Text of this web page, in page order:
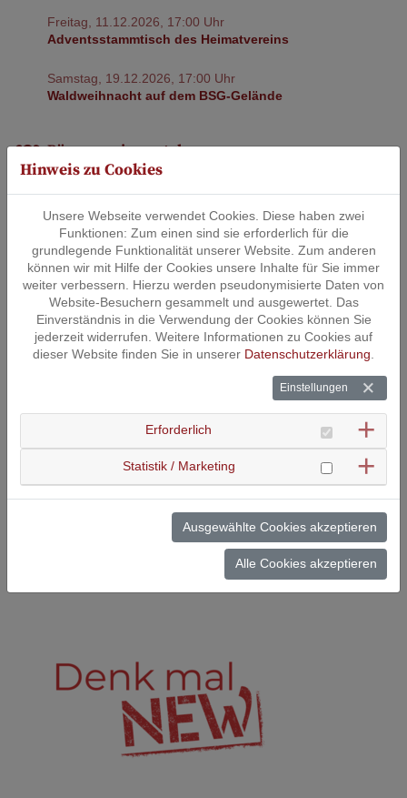
Freitag, 11.12.2026, 17:00 Uhr
Adventsstammtisch des Heimatvereins
Samstag, 19.12.2026, 17:00 Uhr
Waldweihnacht auf dem BSG-Gelände
Bürgerserviceportal
Ratsinformationssystem
Hier finden Sie die Sitzungstermine und weitere
Informationen aus der Arbeit der politischen Gremien.
Mängelmelder
Helfen Sie mit, unser gepflegtes Ortsbild zu erhalten.
Hinweis zu Cookies
Unsere Webseite verwendet Cookies. Diese haben zwei
Funktionen: Zum einen sind sie erforderlich für die
grundlegende Funktionalität unserer Website. Zum anderen
können wir mit Hilfe der Cookies unsere Inhalte für Sie immer
weiter verbessern. Hierzu werden pseudonymisierte Daten von
Website-Besuchern gesammelt und ausgewertet. Das
Einverständnis in die Verwendung der Cookies können Sie
jederzeit widerrufen. Weitere Informationen zu Cookies auf
dieser Website finden Sie in unserer Datenschutzerklärung
Einstellungen
Erforderlich
Statistik / Marketing
Ausgewählte Cookies akzeptieren
Alle Cookies akzeptieren